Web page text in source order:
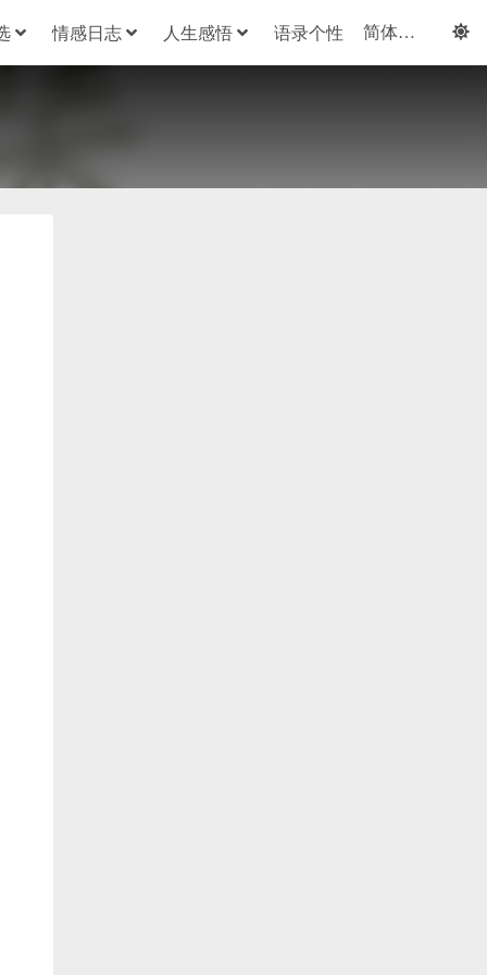
情感日志 人生感悟 语录个性